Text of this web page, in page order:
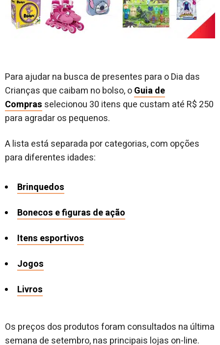
Para ajudar na busca de presentes para o Dia das
Crianças que caibam no bolso, oGuia de
Compras selecionou 30 itens que custam até R$ 250
para agradar os pequenos.
A lista está separada por categorias, com opções
para diferentes idades:
Brinquedos
Bonecos e figuras de ação
Itens esportivos
Jogos
Livros
Os preços dos produtos foram consultados na última
semana de setembro, nas principais lojas on-line.